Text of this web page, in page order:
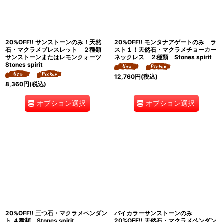
20%OFF!! サンストーンのみ！天然
石・マクラメブレスレット ２種類
サンストーンまたはレモンクォーツ
Stones spirit
8,360円(税込)
オプション選択
20%OFF!! モンタナアゲートのみ ラ
スト１！天然石・マクラメチョーカー
ネックレス ２種類 Stones spirit
12,760円(税込)
オプション選択
20%OFF!! 三つ石・マクラメペンダン
ト ４種類 Stones spirit
バイカラーサンストーンのみ
20%OFF!! 天然石・マクラメペンダン